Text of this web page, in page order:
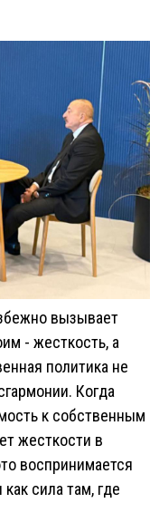
вызывает
- жесткость, а
политика не
Когда
к собственным
жесткости в
воспринимается
сила там, где